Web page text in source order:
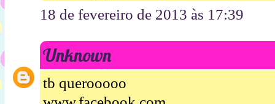
18 de fevereiro de 2013 às 17:39
Unknown
tb querooooo